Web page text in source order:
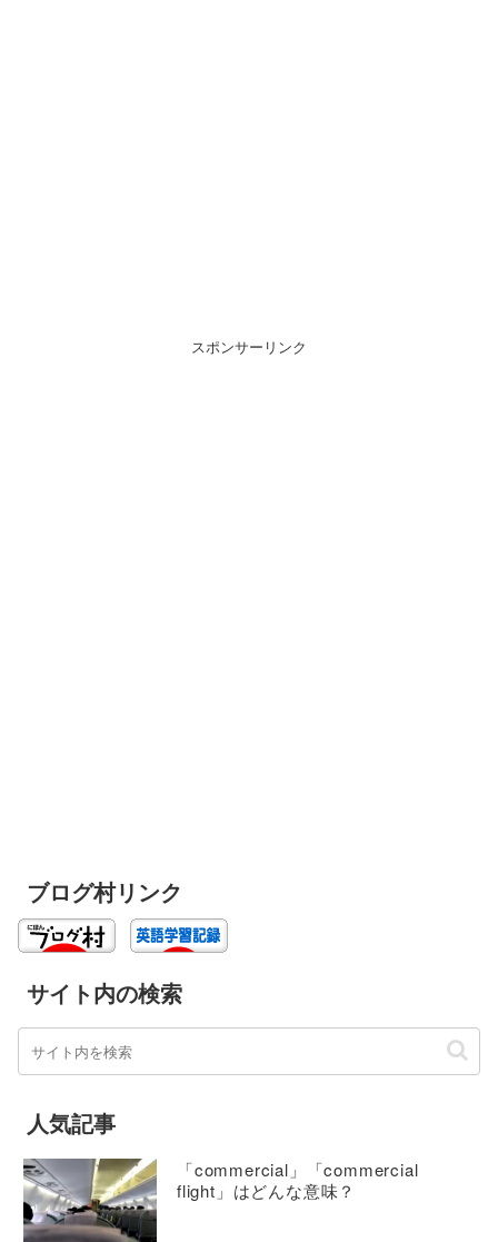
スポンサーリンク
ブログ村リンク
サイト内の検索
人気記事
「commercial」「commercial
flight」はどんな意味？